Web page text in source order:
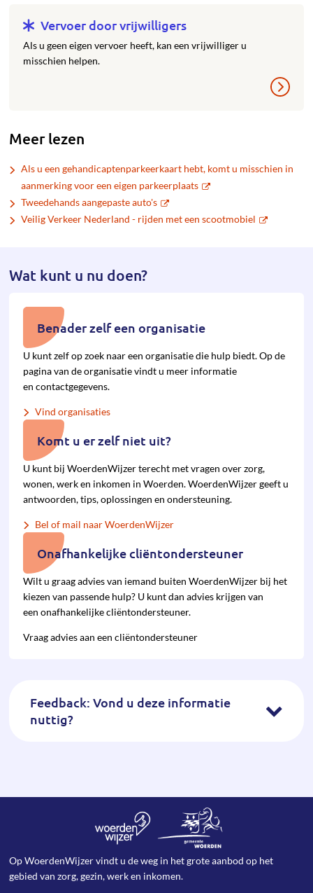
Vervoer door vrijwilligers
Als u geen eigen vervoer heeft, kan een vrijwilliger u
misschien helpen.
Meer lezen
Als u een gehandicaptenparkeerkaart hebt, komt u misschien in
aanmerking voor een eigen parkeerplaats
Tweedehands aangepaste auto's
Veilig Verkeer Nederland - rijden met een scootmobiel
Wat kunt u nu doen?
Benader zelf een organisatie
U kunt zelf op zoek naar een organisatie die hulp biedt. Op de
pagina van de organisatie vindt u meer informatie
en contactgegevens.
Vind organisaties
Komt u er zelf niet uit?
U kunt bij WoerdenWijzer terecht met vragen over zorg,
wonen, werk en inkomen in Woerden. WoerdenWijzer geeft u
antwoorden, tips, oplossingen en ondersteuning.
Bel of mail naar WoerdenWijzer
Onafhankelijke cliëntondersteuner
Wilt u graag advies van iemand buiten WoerdenWijzer bij het
kiezen van pas­sende hulp? U kunt dan advies krijgen van
een onafhan­kelijke cliënt­onder­steuner.
Vraag advies aan een cliëntondersteuner
Feedback: Vond u deze informatie
nuttig?
Op WoerdenWijzer vindt u de weg in het grote aanbod op het
gebied van zorg, gezin, werk en inkomen.